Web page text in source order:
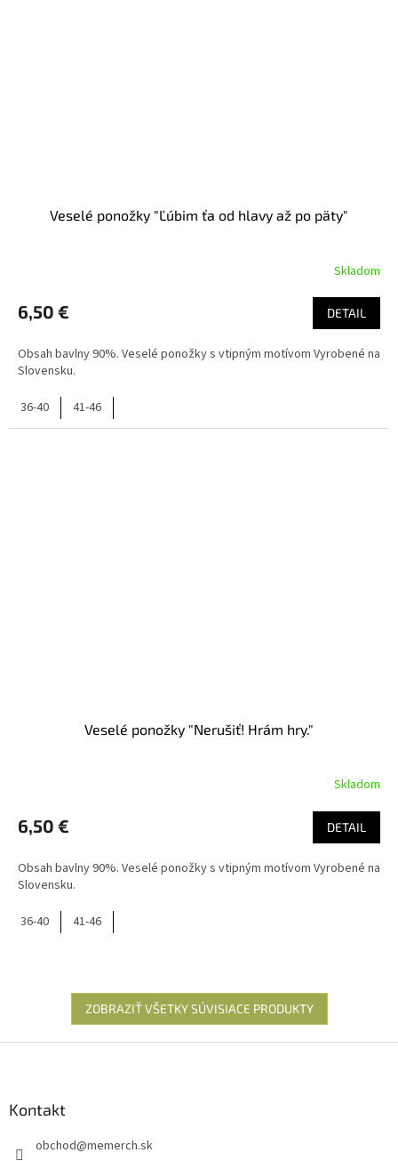
Veselé ponožky "Ľúbim ťa od hlavy až po päty"
Skladom
6,50 € DETAIL
Obsah bavlny 90%. Veselé ponožky s vtipným motívom Vyrobené na
Slovensku.
36-40 41-46
Veselé ponožky "Nerušiť! Hrám hry."
Skladom
6,50 € DETAIL
Obsah bavlny 90%. Veselé ponožky s vtipným motívom Vyrobené na
Slovensku.
36-40 41-46
ZOBRAZIŤ VŠETKY SÚVISIACE PRODUKTY
Kontakt
obchod@memerch.sk